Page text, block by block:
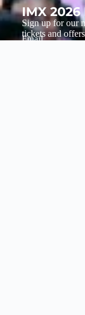
IMX
Sign up for our
tickets and
Email